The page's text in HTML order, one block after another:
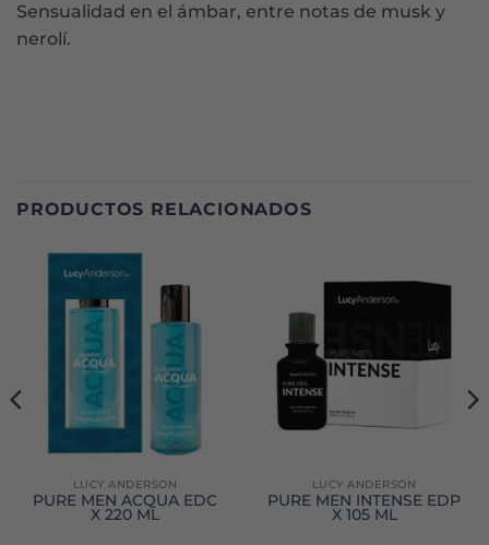
Sensualidad en el ámbar, entre notas de musk y
nerolí­.
PRODUCTOS RELACIONADOS
LUCY ANDERSON
PURE MEN ACQUA EDC
X 220 ML
LUCY ANDERSON
PURE MEN INTENSE EDP
X 105 ML